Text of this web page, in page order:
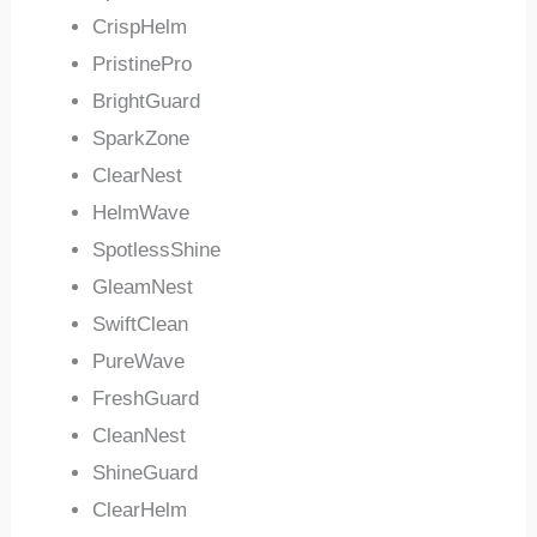
CrispHelm
PristinePro
BrightGuard
SparkZone
ClearNest
HelmWave
SpotlessShine
GleamNest
SwiftClean
PureWave
FreshGuard
CleanNest
ShineGuard
ClearHelm